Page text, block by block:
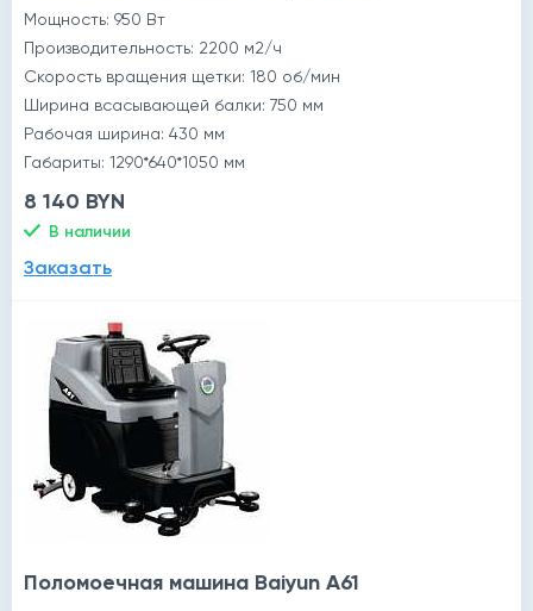
Мощность: 950 Вт
Производительность: 2200 м2/ч
Скорость вращения щетки: 180 об/мин
Ширина всасывающей балки: 750 мм
Рабочая ширина: 430 мм
Габариты: 1290*640*1050 мм
8 140 BYN
В наличии
Заказать
Поломоечная машина Baiyun A61